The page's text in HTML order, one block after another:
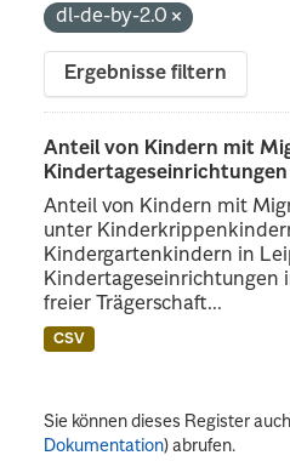
dl-de-by-2.0
Ergebnisse filtern
Anteil von Kindern mit
Kindertageseinrichtungen
Anteil von Kindern mit
unter
Kindergartenkindern in
Kindertageseinrichtungen
freier Trägerschaft...
CSV
Sie können dieses Register
Dokumentation) abrufen.